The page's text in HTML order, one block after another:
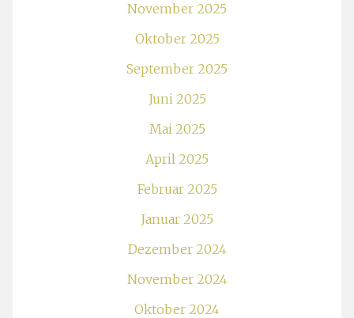
November 2025
Oktober 2025
September 2025
Juni 2025
Mai 2025
April 2025
Februar 2025
Januar 2025
Dezember 2024
November 2024
Oktober 2024